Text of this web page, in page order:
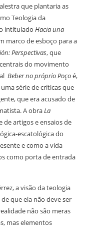
que plantaria as
Teologia da
intitulado Hacia una
marco de esboço para a
Perspectivas, que
do movimento
Beber no próprio Poçoé,
série de críticas que
que era acusado de
A obraLa
de artigos e ensaios de
escatológica do
e como a vida
como porta de entrada
a visão da teologia
que ela não deve ser
não são meras
mas elementos